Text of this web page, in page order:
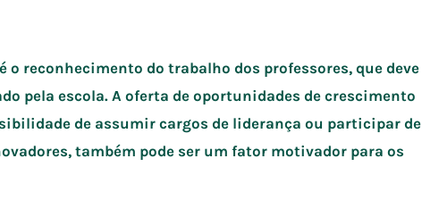
reconhecimento do trabalho dos professores, que deve
pela escola. A oferta de oportunidades de crescimento
de assumir cargos de liderança ou participar de
também pode ser um fator motivador para os